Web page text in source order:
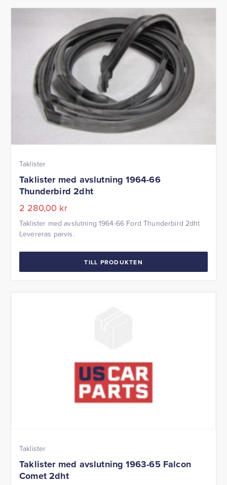
Taklister
Taklister med avslutning 1964-66
Thunderbird 2dht
2 280,00 kr
Taklister med avslutning 1964-66 Ford Thunderbird 2dht
Levereras parvis.
TILL PRODUKTEN
Taklister
Taklister med avslutning 1963-65 Falcon
Comet 2dht